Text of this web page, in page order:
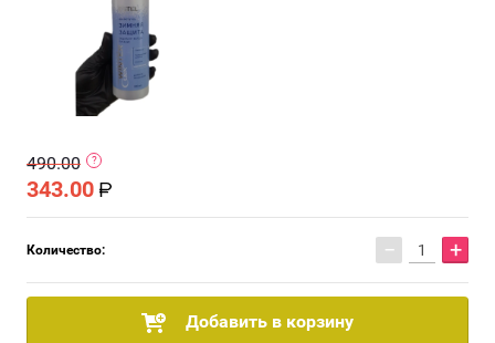
490.00
343.00
Количество: − +
Добавить в корзину